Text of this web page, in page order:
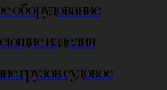
оборудование
изделия
грузов судовое